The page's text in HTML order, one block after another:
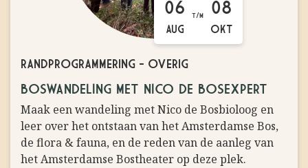
RANDPROGRAMMERING - OVERIG
BOSWANDELING MET NICO DE BOSEXPERT
Maak een wandeling met Nico de Bosbioloog en
leer over het ontstaan van het Amsterdamse Bos,
de flora & fauna, en de reden van de aanleg van
het Amsterdamse Bostheater op deze plek.
06
AUG
T/M 08
OKT